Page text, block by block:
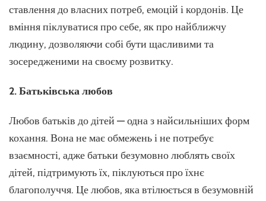
ставлення до власних потреб, емоцій і кордонів. Це
вміння піклуватися про себе, як про найближчу
людину, дозволяючи собі бути щасливими та
зосередженими на своєму розвитку.
2. Батьківська любов
Любов батьків до дітей — одна з найсильніших форм
кохання. Вона не має обмежень і не потребує
взаємності, адже батьки безумовно люблять своїх
дітей, підтримують їх, піклуються про їхнє
благополуччя. Це любов, яка втілюється в безумовній